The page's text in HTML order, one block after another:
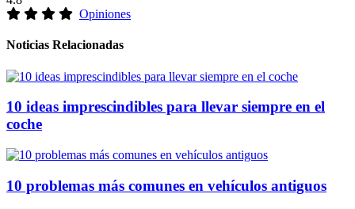
Opiniones
Noticias Relacionadas
10 ideas imprescindibles para llevar siempre en el
coche
10 problemas más comunes en vehículos antiguos